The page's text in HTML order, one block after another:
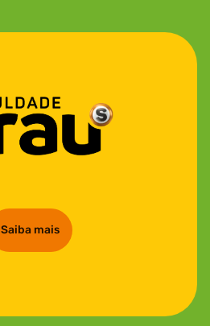
Saiba mais